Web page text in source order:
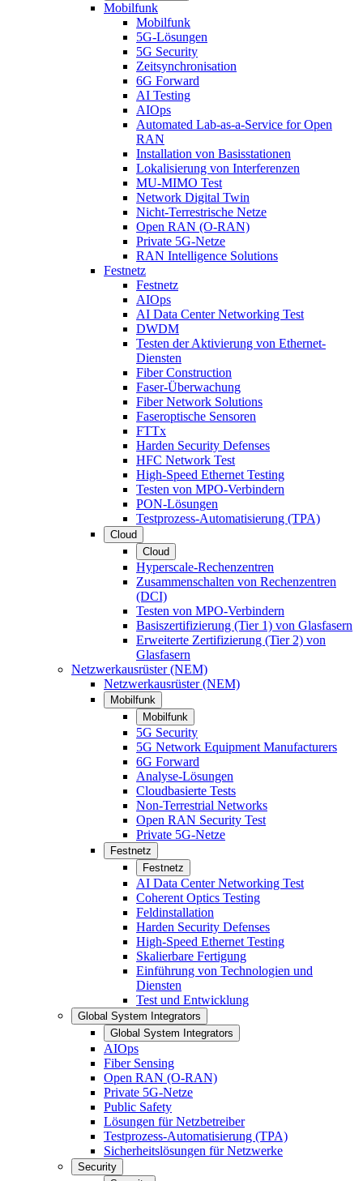
Mobilfunk
Mobilfunk
5G-Lösungen
5G Security
Zeitsynchronisation
6G Forward
AI Testing
AIOps
Automated Lab-as-a-Service for Open
RAN
Installation von Basisstationen
Lokalisierung von Interferenzen
MU-MIMO Test
Network Digital Twin
Nicht-Terrestrische Netze
Open RAN (O-RAN)
Private 5G-Netze
RAN Intelligence Solutions
Festnetz
Festnetz
AIOps
AI Data Center Networking Test
DWDM
Testen der Aktivierung von Ethernet-
Diensten
Fiber Construction
Faser-Überwachung
Fiber Network Solutions
Faseroptische Sensoren
FTTx
Harden Security Defenses
HFC Network Test
High-Speed Ethernet Testing
Testen von MPO-Verbindern
PON-Lösungen
Testprozess-Automatisierung (TPA)
Cloud
Cloud
Hyperscale-Rechenzentren
Zusammenschalten von Rechenzentren
(DCI)
Testen von MPO-Verbindern
Basiszertifizierung (Tier 1) von Glasfasern
Erweiterte Zertifizierung (Tier 2) von
Glasfasern
Netzwerkausrüster (NEM)
Netzwerkausrüster (NEM)
Mobilfunk
Mobilfunk
5G Security
5G Network Equipment Manufacturers
6G Forward
Analyse-Lösungen
Cloudbasierte Tests
Non-Terrestrial Networks
Open RAN Security Test
Private 5G-Netze
Festnetz
Festnetz
AI Data Center Networking Test
Coherent Optics Testing
Feldinstallation
Harden Security Defenses
High-Speed Ethernet Testing
Skalierbare Fertigung
Einführung von Technologien und
Diensten
Test und Entwicklung
Global System Integrators
Global System Integrators
AIOps
Fiber Sensing
Open RAN (O-RAN)
Private 5G-Netze
Public Safety
Lösungen für Netzbetreiber
Testprozess-Automatisierung (TPA)
Sicherheitslösungen für Netzwerke
Security